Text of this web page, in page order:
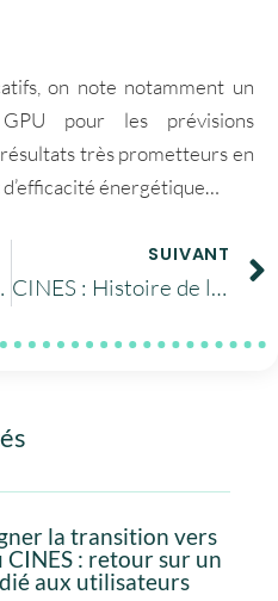
on note notamment un
pour les prévisions
très prometteurs en
énergétique…
2023
SUIVANT
CINES : Histoire de l’informatique et du calcul scientifique … 💭
la transition vers
CINES : retour sur un
aux utilisateurs